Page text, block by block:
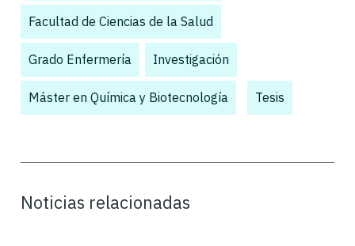
Facultad de Ciencias de la Salud
Grado Enfermería Investigación
Máster en Química y Biotecnología Tesis
Noticias relacionadas